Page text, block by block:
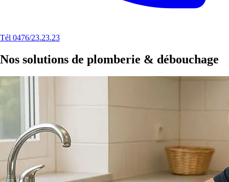
Tél 0476/23.23.23
Nos solutions de plomberie & débouchage